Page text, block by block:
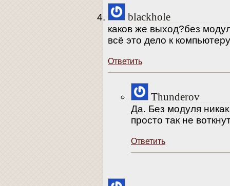
blackhole
каков же выход?без
всё это дело к
Ответить
Thunderov
Да. Без модуля
просто так не
Ответить